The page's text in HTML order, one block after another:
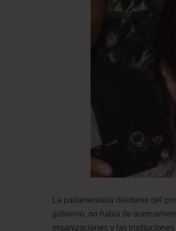
La parlamentaria disidente del
gobierno, no habla de
organizaciones y las